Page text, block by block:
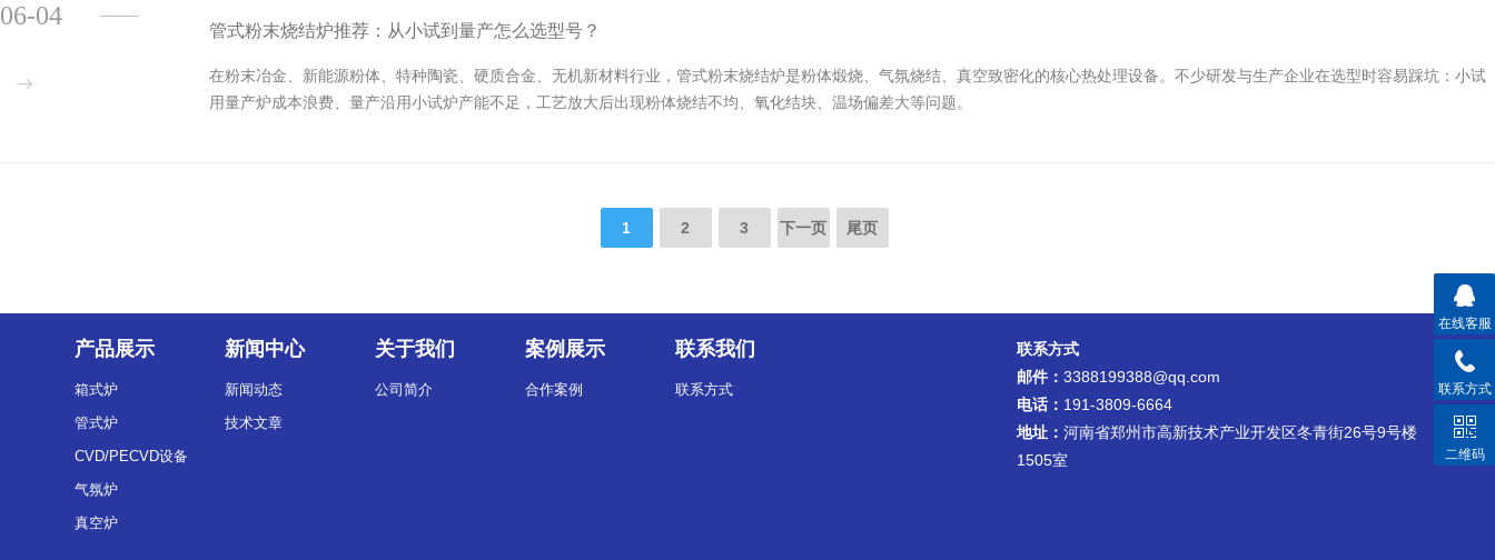
管式粉末烧结炉推荐：从小试到量产怎么选型号？
在粉末冶金、新能源粉体、特种陶瓷、硬质合金、无机新材料行业，管式粉末烧结炉是粉体煅烧、气氛烧结、真空致密化的核心热处理设备。不少研发与生产企业在选型时容易踩坑：小试
用量产炉成本浪费、量产沿用小试炉产能不足，工艺放大后出现粉体烧结不均、氧化结块、温场偏差大等问题。
06-04
1 2 3 下一页 尾页
产品展示
箱式炉
管式炉
CVD/PECVD设备
气氛炉
真空炉
新闻中心
新闻动态
技术文章
关于我们
公司简介
案例展示
合作案例
联系我们
联系方式
联系方式
邮件： 3388199388@qq.com
电话： 191-3809-6664
地址： 河南省郑州市高新技术产业开发区冬青街26号9号楼
1505室
在线客服
联系方式
二维码